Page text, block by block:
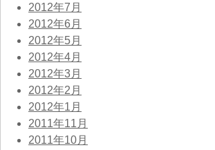
2012年7月
2012年6月
2012年5月
2012年4月
2012年3月
2012年2月
2012年1月
2011年11月
2011年10月